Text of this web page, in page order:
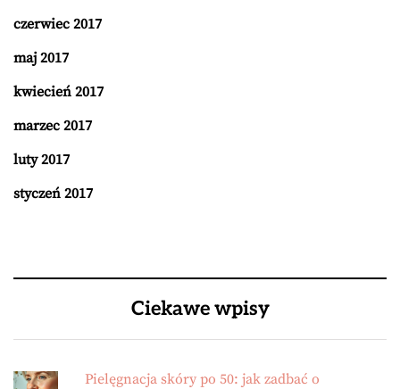
czerwiec 2017
maj 2017
kwiecień 2017
marzec 2017
luty 2017
styczeń 2017
Ciekawe wpisy
Pielęgnacja skóry po 50: jak zadbać o